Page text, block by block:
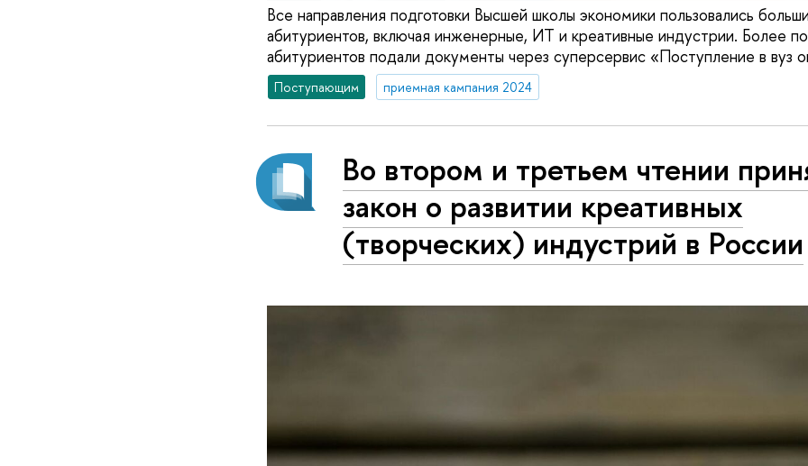
Все направления подготовки Высшей школы экономики пользовались
абитуриентов, включая инженерные, ИТ и креативные индустрии. Более
абитуриентов подали документы через суперсервис «Поступление в вуз
Поступающим приемная кампания 2024
Во втором и третьем чтении
закон о развитии креативных
(творческих) индустрий в России